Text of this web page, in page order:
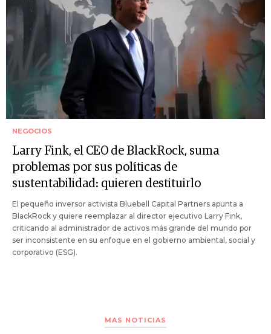
NEGOCIOS
Larry Fink, el CEO de BlackRock, suma
problemas por sus políticas de
sustentabilidad: quieren destituirlo
El pequeño inversor activista Bluebell Capital Partners apunta a
BlackRock y quiere reemplazar al director ejecutivo Larry Fink,
criticando al administrador de activos más grande del mundo por
ser inconsistente en su enfoque en el gobierno ambiental, social y
corporativo (ESG).
MAS NOTICIAS